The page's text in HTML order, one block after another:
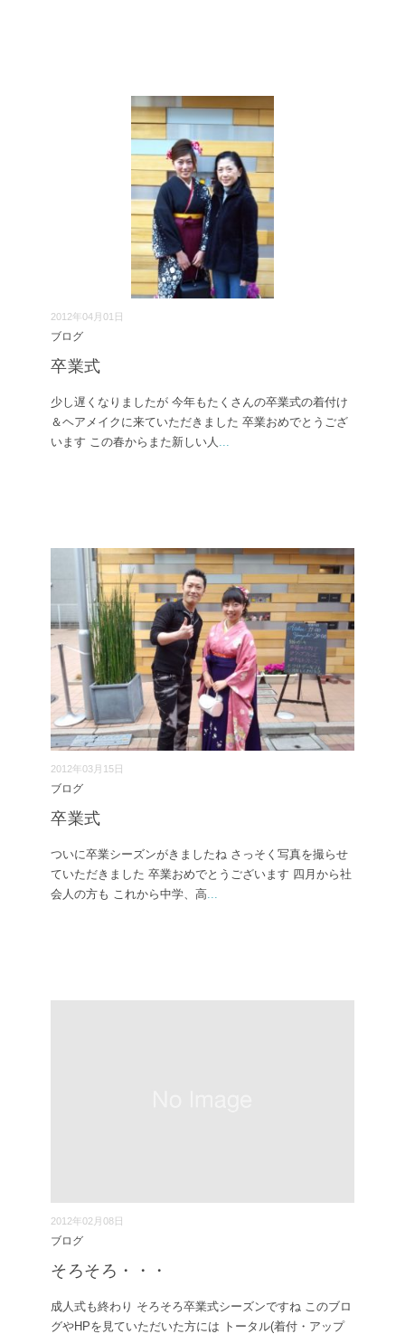
2012年04月01日
ブログ
卒業式
少し遅くなりましたが 今年もたくさんの卒業式の着付け
＆ヘアメイクに来ていただきました 卒業おめでとうござ
います この春からまた新しい人 ...
2012年03月15日
ブログ
卒業式
ついに卒業シーズンがきましたね さっそく写真を撮らせ
ていただきました 卒業おめでとうございます 四月から社
会人の方も これから中学、高...
2012年02月08日
ブログ
そろそろ・・・
成人式も終わり そろそろ卒業式シーズンですね このブロ
グやHPを見ていただいた方には トータル(着付・アップ